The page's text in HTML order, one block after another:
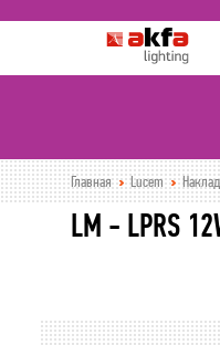
Главная Lucem
LM - LPRS